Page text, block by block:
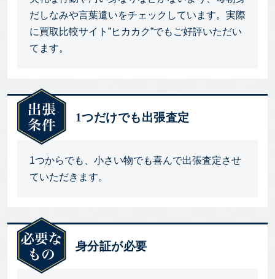
だしなみや言葉遣いをチェックしています。実際
に買取比較サイト”ヒカカク”でもご好評いただい
てます。
1つだけでも出張査定
1つからでも、小さい物でも喜んで出張査定させ
ていただきます。
身分証が必要